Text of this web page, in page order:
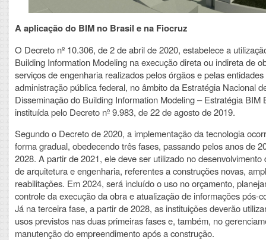
A aplicação do BIM no Brasil e na Fiocruz
O Decreto nº 10.306, de 2 de abril de 2020, estabelece a
Building Information Modeling na execução direta ou indireta de
serviços de engenharia realizados pelos órgãos e pelas entidades
administração pública federal, no âmbito da Estratégia Nacional
Disseminação do Building Information Modeling – Estratégia BIM
instituída pelo Decreto nº 9.983, de 22 de agosto de 2019.
Segundo o Decreto de 2020, a implementação da tecnologia
forma gradual, obedecendo três fases, passando pelos anos de
2028. A partir de 2021, ele deve ser utilizado no desenvolvimento
de arquitetura e engenharia, referentes a construções novas,
reabilitações. Em 2024, será incluído o uso no orçamento,
controle da execução da obra e atualização de informações pós-
Já na terceira fase, a partir de 2028, as instituições deverão
usos previstos nas duas primeiras fases e, também, no
manutenção do empreendimento após a construção.